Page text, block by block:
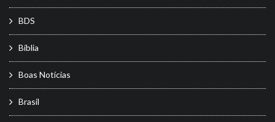
BDS
Bíblia
Boas Notícias
Brasil